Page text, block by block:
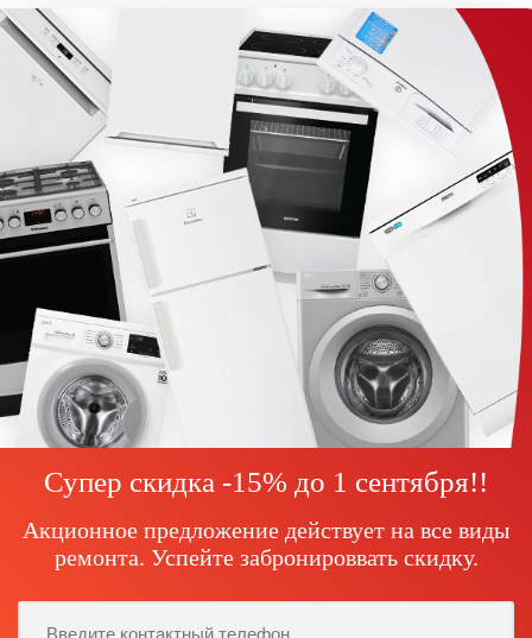
Супер скидка -15% до 1 сентября!!
Акционное предложение действует на все виды
ремонта. Успейте забронироввать скидку.